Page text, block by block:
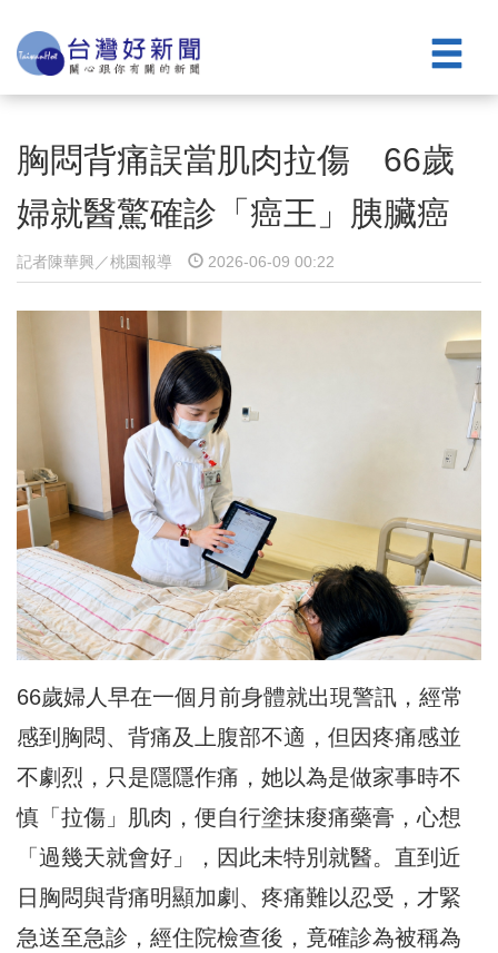
胸悶背痛誤當肌肉拉傷 66歲
婦就醫驚確診「癌王」胰臟癌
記者陳華興／桃園報導 2026-06-09 00:22
66歲婦人早在一個月前身體就出現警訊，經常
感到胸悶、背痛及上腹部不適，但因疼痛感並
不劇烈，只是隱隱作痛，她以為是做家事時不
慎「拉傷」肌肉，便自行塗抹痠痛藥膏，心想
「過幾天就會好」，因此未特別就醫。直到近
日胸悶與背痛明顯加劇、疼痛難以忍受，才緊
急送至急診，經住院檢查後，竟確診為被稱為